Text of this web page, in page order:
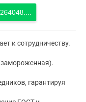
к сотрудничеству.
гарантируя